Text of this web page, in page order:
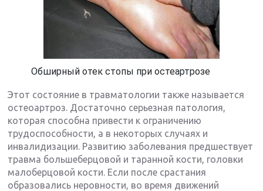
Обширный отек стопы при остеартрозе
Этот состояние в травматологии также называется
остеоартроз. Достаточно серьезная патология,
которая способна привести к ограничению
трудоспособности, а в некоторых случаях и
инвалидизации. Развитию заболевания предшествует
травма большеберцовой и таранной кости, головки
малоберцовой кости. Если после срастания
образовались неровности, во время движений